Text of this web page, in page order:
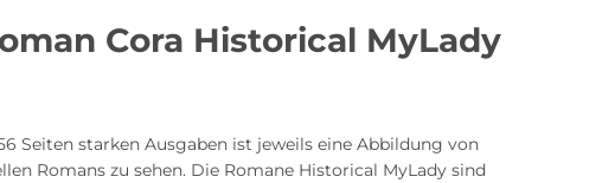
Cora Historical MyLady
Seiten starken Ausgaben ist jeweils eine Abbildung von
Romans zu sehen. Die Romane Historical MyLady sind